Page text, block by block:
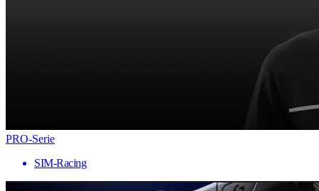
PRO-Serie
SIM-Racing